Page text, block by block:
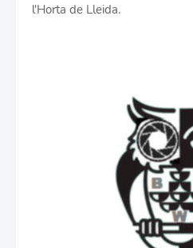
l'Horta de Lleida.